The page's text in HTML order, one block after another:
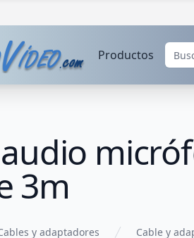
Productos
3m
y adaptadores Cable y